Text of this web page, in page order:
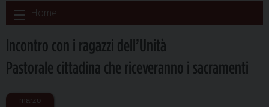
Skip
to
Home
Incontro con i ragazzi dell’Unità
Pastorale cittadina che riceveranno i sacramenti